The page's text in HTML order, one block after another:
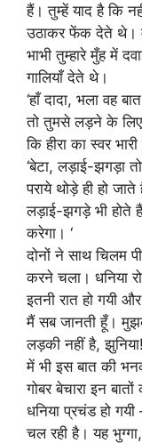
हैं। तुम्हें याद है कि
उठाकर फेंक देते थे। मैं
भाभी तुम्हारे मुँह में
गालियाँ देते थे।
‘हाँ दादा, भला वह
तो तुमसे लड़ने के लिए
कि हीरा का स्वर
‘बेटा, लड़ाई-झगड़ा
पराये थोड़े ही हो
लड़ाई-झगड़े भी होते
करेगा। ‘
दोनों ने साथ चिलम
करने चला। धनिया
इतनी रात हो गयी
मैं सब जानती हूँ।
लड़की नहीं है,
में भी इस बात की
गोबर बेचारा इन
धनिया प्रचंड हो
चल रही है। यह